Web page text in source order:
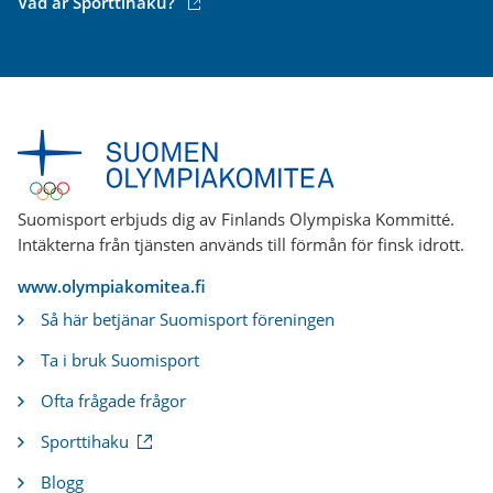
Suomisport erbjuds dig av Finlands Olympiska Kommitté.
Intäkterna från tjänsten används till förmån för finsk idrott.
www.olympiakomitea.fi
Så här betjänar Suomisport föreningen
Ta i bruk Suomisport
Ofta frågade frågor
Sporttihaku(
Blogg